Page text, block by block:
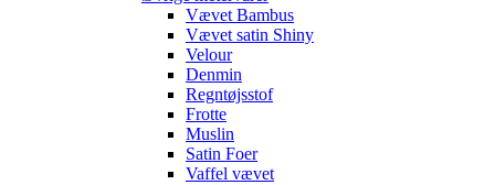
Vævet Bambus
Vævet satin Shiny
Velour
Denmin
Regntøjsstof
Frotte
Muslin
Satin Foer
Vaffel vævet